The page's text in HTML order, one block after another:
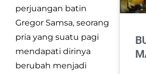
perjuangan batin
Gregor Samsa, seorang
pria yang suatu pagi
mendapati dirinya
berubah menjadi